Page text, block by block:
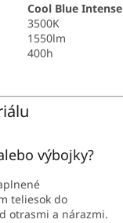
Cool Blue Intense
3500K
1550lm
400h
výbojky?
teliesok do
otrasmi a nárazmi.